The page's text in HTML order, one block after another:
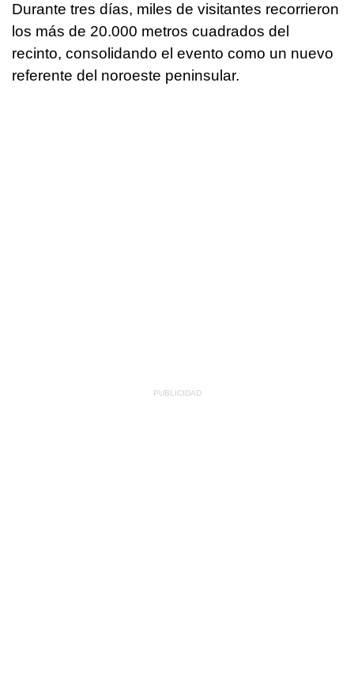
Durante tres días, miles de visitantes recorrieron
los más de 20.000 metros cuadrados del
recinto, consolidando el evento como un nuevo
referente del noroeste peninsular.